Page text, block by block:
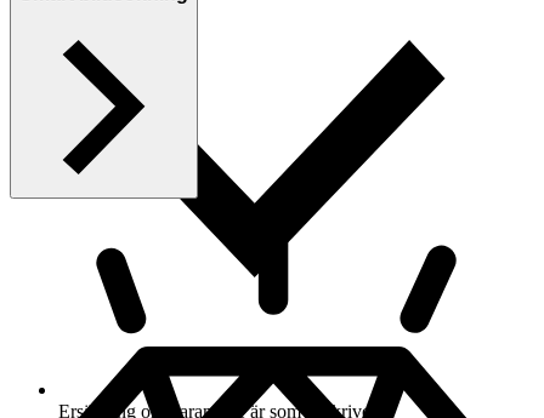
Ersättning om varan inte är som beskriven